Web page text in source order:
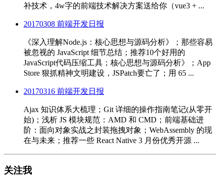
补技术，4w字的前端技术解决方案送给你（vue3 + ...
20170308 前端开发日报
《深入理解Node.js：核心思想与源码分析》；那些容易
被忽视的 JavaScript 细节总结；推荐10个好用的
JavaScript代码压缩工具；核心思想与源码分析》；App
Store 狠抓精神文明建设，JSPatch要亡了；用 65 ...
20170316 前端开发日报
Ajax 知识体系大梳理；Git 详细的操作指南笔记(从零开
始)；浅析 JS 模块规范：AMD 和 CMD；前端基础进
阶：面向对象实战之封装拖拽对象；WebAssembly 的现
在与未来；推荐一些 React Native 3 月份优秀开源 ...
关注我